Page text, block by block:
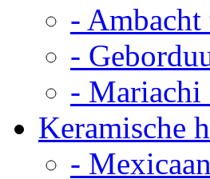
- Ambacht
-
- Mariachi
Keramische
-